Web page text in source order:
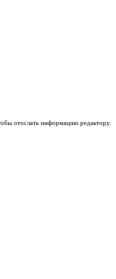
отослать информацию редактору.